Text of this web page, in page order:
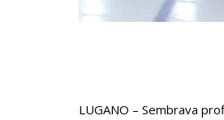
LUGANO – Sembrava